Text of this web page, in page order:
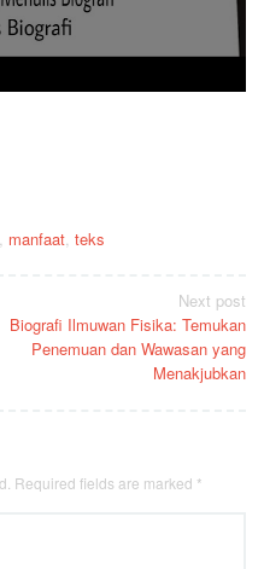
manfaat teks
Next post
Biografi Ilmuwan Fisika: Temukan
Penemuan dan Wawasan yang
Menakjubkan
Required fields are marked *